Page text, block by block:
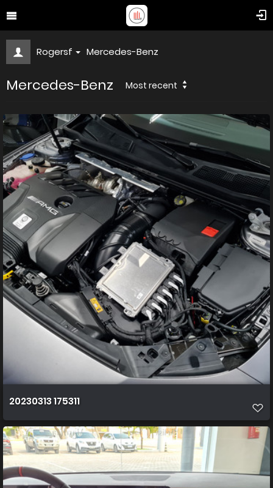
Rogersf Mercedes-Benz
Mercedes-Benz Most recent
20230313 175311